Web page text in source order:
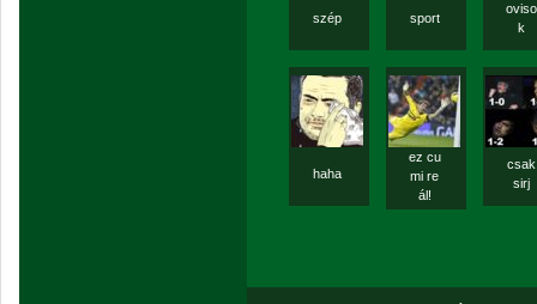
szép sport
oviso
k
haha
ez cu
mi re
ál!
csak
sirj